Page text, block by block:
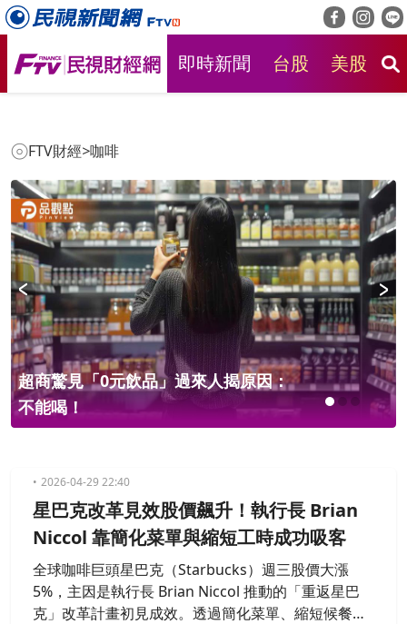
即時新聞 台股 美股
FTV財經>咖啡
超商驚見「0元飲品」過來人揭原因：
不能喝！
2026-04-29 22:40
星巴克改革見效股價飆升！執行長 Brian
Niccol 靠簡化菜單與縮短工時成功吸客
全球咖啡巨頭星巴克（Starbucks）週三股價大漲
5%，主因是執行長 Brian Niccol 推動的「重返星巴
克」改革計畫初見成效。透過簡化菜單、縮短候餐時